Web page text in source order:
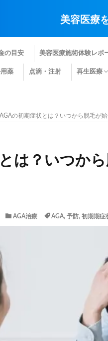
美容医療
の目安 美容医療施術体験レポ
薬 点滴・注射 再生医療
AGAの初期症状とは？いつから脱毛が
は？いつか
AGA治療 AGA, 予防, 初期期症